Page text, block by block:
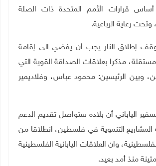
قرارات الأمم المتحدة ذات الصلة
وتحت رعاية الرباعية.
إطلاق النار يجب أن يفضي الى إقامة
مذكرا بعلاقات الصداقة القوية التي
وبين الرئيسين: محمود عباس، وفلاديمير
الياباني أن بلاده ستواصل تقديم الدعم
المشاريع التنموية في فلسطين، انطلاقا من
وان العلاقات اليابانية الفلسطينية
منذ أمد بعيد.